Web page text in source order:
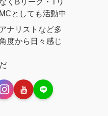
としても活動中
ナリストなど多
度から日々感じ